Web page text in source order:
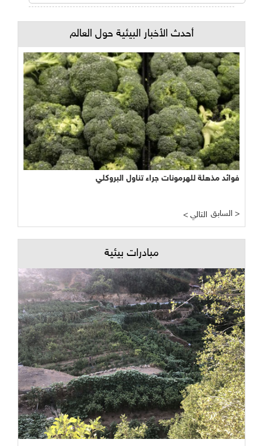
أحدث الأخبار البيئية حول العالم
فوائد مذهلة للهرمونات جراء تناول البروكلي
< التالي السابق >
مبادرات بيئية